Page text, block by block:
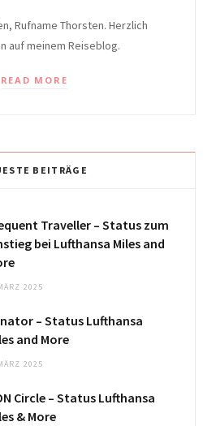
Rufname Thorsten. Herzlich
auf meinem Reiseblog.
READ MORE
BEITRÄGE
Traveller – Status zum
bei Lufthansa Miles and
2025
– Status Lufthansa
and More
2025
Circle – Status Lufthansa
& More